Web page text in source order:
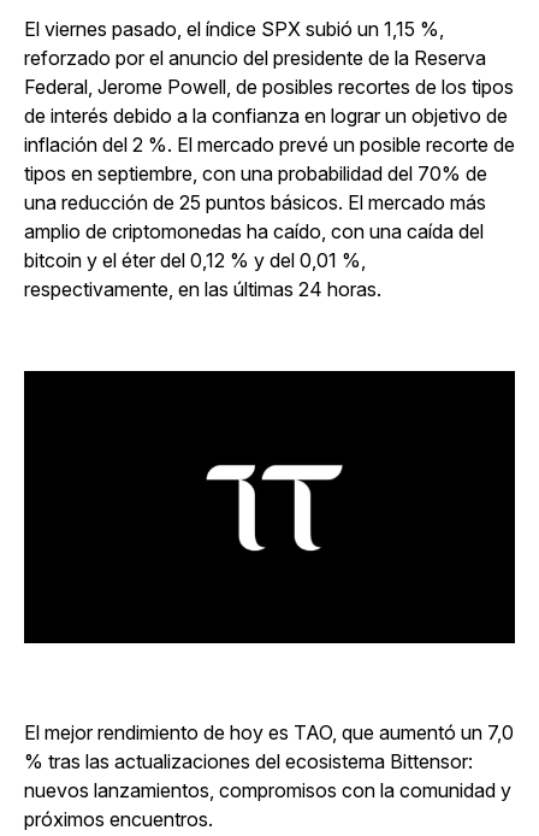
El viernes pasado, el índice SPX subió un 1,15 %,
reforzado por el anuncio del presidente de la Reserva
Federal, Jerome Powell, de posibles recortes de los tipos
de interés debido a la confianza en lograr un objetivo de
inflación del 2 %. El mercado prevé un posible recorte de
tipos en septiembre, con una probabilidad del 70% de
una reducción de 25 puntos básicos. El mercado más
amplio de criptomonedas ha caído, con una caída del
bitcoin y el éter del 0,12 % y del 0,01 %,
respectivamente, en las últimas 24 horas.
El mejor rendimiento de hoy es TAO, que aumentó un 7,0
% tras las actualizaciones del ecosistema Bittensor:
nuevos lanzamientos, compromisos con la comunidad y
próximos encuentros.